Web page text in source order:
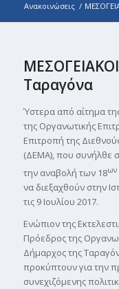
Ανακοινώσεις /
Ταραγόνα
Ύστερα από αίτημα
της Οργανωτικής
Επιτροπή της
(ΔΕΜΑ), που συνήλθε
την αναβολή των 18ων
να διεξαχθούν στην
τις 9 Ιουλίου 2017.
Ενώπιον της
Πρόεδρος της
Δήμαρχος της
προκύπτουν για την
συνεχιζόμενης